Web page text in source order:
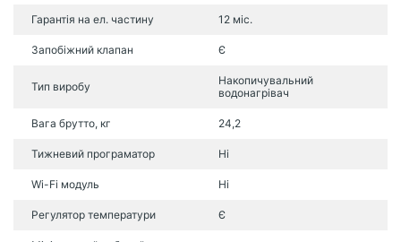
Гарантія на ел. частину 12 міс.
Запобіжний клапан Є
Тип виробу
Накопичувальний
водонагрівач
Вага брутто, кг 24,2
Тижневий програматор Ні
Wi-Fi модуль Ні
Регулятор температури Є